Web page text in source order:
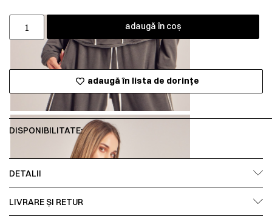
adaugă în coș
adaugă în lista de dorințe
DISPONIBILITATE:
DETALII
LIVRARE ȘI RETUR